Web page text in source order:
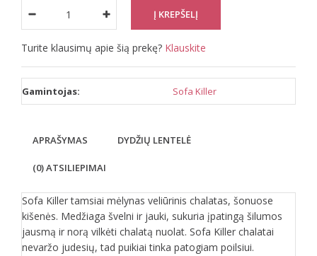
Turite klausimų apie šią prekę? Klauskite
Gamintojas: Sofa Killer
APRAŠYMAS DYDŽIŲ LENTELĖ
(0) ATSILIEPIMAI
Sofa Killer tamsiai mėlynas veliūrinis chalatas, šonuose
kišenės. Medžiaga švelni ir jauki, sukuria įpatingą šilumos
jausmą ir norą vilkėti chalatą nuolat. Sofa Killer chalatai
nevaržo judesių, tad puikiai tinka patogiam poilsiui.